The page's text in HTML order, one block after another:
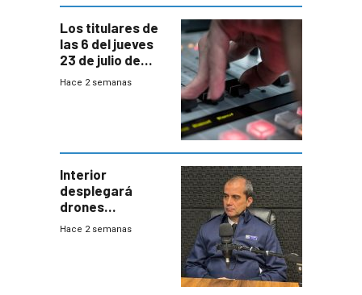
gobierno
Los titulares de
las 6 del jueves
23 de julio de
2026
Hace 2 semanas
Interior
desplegará
drones
autónomos para
Hace 2 semanas